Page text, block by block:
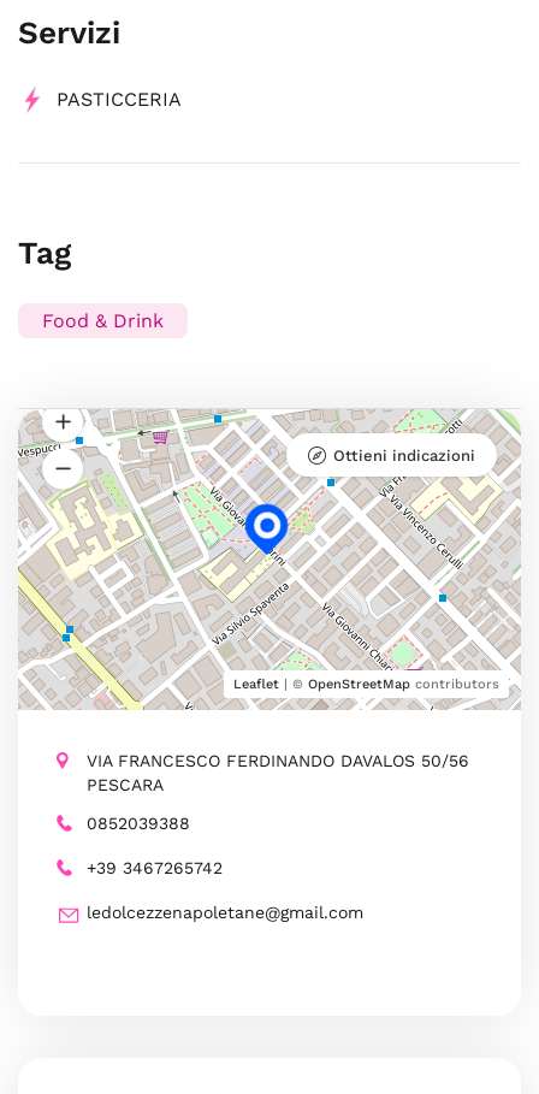
Servizi
PASTICCERIA
Tag
Food & Drink
Leaflet | © OpenStreetMap contributors
Ottieni indicazioni
VIA FRANCESCO FERDINANDO DAVALOS 50/56
PESCARA
0852039388
+39 3467265742
ledolcezzenapoletane@gmail.com